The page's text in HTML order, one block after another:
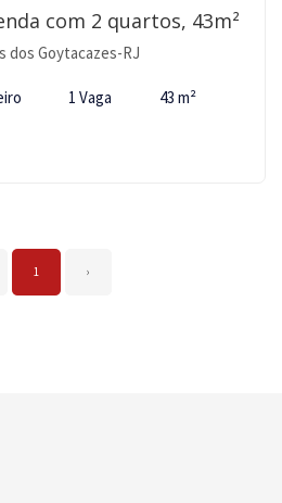
com 2 quartos, 43m²
dos Goytacazes-RJ
1 Vaga 43 m²
1 ›